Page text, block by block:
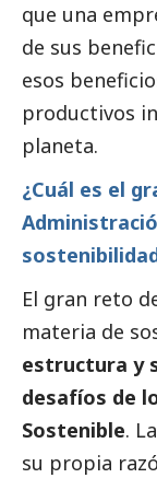
que una
de sus
esos
productivos
planeta.
¿Cuál es el
El gran reto
materia de
estructura y
desafíos de
Sostenible.
su propia